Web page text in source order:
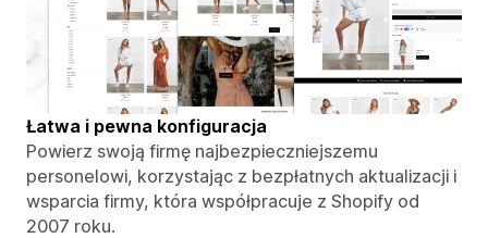
Łatwa i pewna konfiguracja
Powierz swoją firmę najbezpieczniejszemu
personelowi, korzystając z bezpłatnych aktualizacji i
wsparcia firmy, która współpracuje z Shopify od
2007 roku.